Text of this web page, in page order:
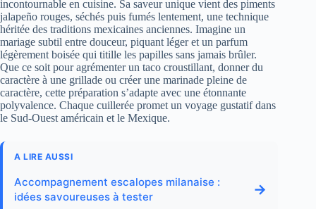
incontournable en cuisine. Sa saveur unique vient des piments
jalapeño rouges, séchés puis fumés lentement, une technique
héritée des traditions mexicaines anciennes. Imagine un
mariage subtil entre douceur, piquant léger et un parfum
légèrement boisée qui titille les papilles sans jamais brûler.
Que ce soit pour agrémenter un taco croustillant, donner du
caractère à une grillade ou créer une marinade pleine de
caractère, cette préparation s’adapte avec une étonnante
polyvalence. Chaque cuillerée promet un voyage gustatif dans
le Sud-Ouest américain et le Mexique.
A LIRE AUSSI
Accompagnement escalopes milanaise :
idées savoureuses à tester
→